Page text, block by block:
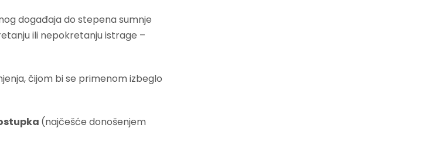
događaja do stepena sumnje
ili nepokretanju istrage –
čijom bi se primenom izbeglo
(najčešće donošenjem